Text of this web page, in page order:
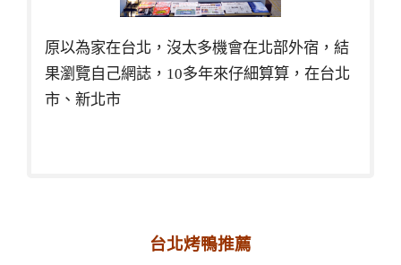
原以為家在台北，沒太多機會在北部外宿，結
果瀏覽自己網誌，10多年來仔細算算，在台北
市、新北市
台北烤鴨推薦